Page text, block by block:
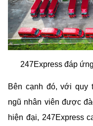
247Express đáp
Bên cạnh đó, với quy
ngũ nhân viên được
hiện đại, 247Express